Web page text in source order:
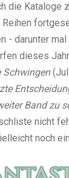
die Kataloge
- darunter
dieses
Schwingen
Band zu
nicht
noch